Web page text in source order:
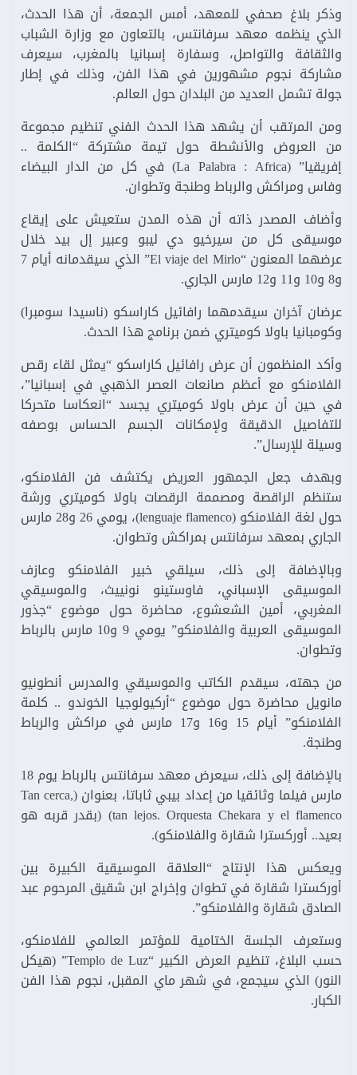
وذكر بلاغ صحفي للمعهد، أمس الجمعة، أن هذا الحدث،
الذي ينظمه معهد سرفانتس، بالتعاون مع وزارة الشباب
والثقافة والتواصل، وسفارة إسبانيا بالمغرب، سيعرف
مشاركة نجوم مشهورين في هذا الفن، وذلك في إطار
جولة تشمل العديد من البلدان حول العالم.
ومن المرتقب أن يشهد هذا الحدث الفني تنظيم مجموعة
من العروض والأنشطة حول تيمة مشتركة “الكلمة ..
إفريقيا” (La Palabra : Africa) في كل من الدار البيضاء
وفاس ومراكش والرباط وطنجة وتطوان.
وأضاف المصدر ذاته أن هذه المدن ستعيش على إيقاع
موسيقى كل من سيرخيو دي ليبو وعبير إل بيد خلال
عرضهما المعنون “El viaje del Mirlo” الذي سيقدمانه أيام 7
و8 و10 و11 و12 مارس الجاري.
عرضان آخران سيقدمهما رافائيل كاراسكو (ناسيدا سومبرا)
وكومبانيا باولا كوميتري ضمن برنامج هذا الحدث.
وأكد المنظمون أن عرض رافائيل كاراسكو “يمثل لقاء رقص
الفلامنكو مع أعظم صانعات العصر الذهبي في إسبانيا”،
في حين أن عرض باولا كوميتري يجسد “انعكاسا متحركا
للتفاصيل الدقيقة ولإمكانات الجسم الحساس بوصفه
وسيلة للإرسال”.
وبهدف جعل الجمهور العريض يكتشف فن الفلامنكو،
ستنظم الراقصة ومصممة الرقصات باولا كوميتري ورشة
حول لغة الفلامنكو (lenguaje flamenco)، يومي 26 و28 مارس
الجاري بمعهد سرفانتس بمراكش وتطوان.
وبالإضافة إلى ذلك، سيلقي خبير الفلامنكو وعازف
الموسيقى الإسباني، فاوستينو نونييث، والموسيقي
المغربي، أمين الشعشوع، محاضرة حول موضوع “جذور
الموسيقى العربية والفلامنكو” يومي 9 و10 مارس بالرباط
وتطوان.
من جهته، سيقدم الكاتب والموسيقي والمدرس أنطونيو
مانويل محاضرة حول موضوع “أركيولوجيا الخوندو .. كلمة
الفلامنكو” أيام 15 و16 و17 مارس في مراكش والرباط
وطنجة.
بالإضافة إلى ذلك، سيعرض معهد سرفانتس بالرباط يوم 18
مارس فيلما وثائقيا من إعداد بيبي ثاباتا، بعنوان (Tan cerca,
tan lejos. Orquesta Chekara y el flamenco) (بقدر قربه هو
بعيد.. أوركسترا شقارة والفلامنكو).
ويعكس هذا الإنتاج “العلاقة الموسيقية الكبيرة بين
أوركسترا شقارة في تطوان وإخراج ابن شقيق المرحوم عبد
الصادق شقارة والفلامنكو”.
وستعرف الجلسة الختامية للمؤتمر العالمي للفلامنكو،
حسب البلاغ، تنظيم العرض الكبير “Templo de Luz” (هيكل
النور) الذي سيجمع، في شهر ماي المقبل، نجوم هذا الفن
الكبار.